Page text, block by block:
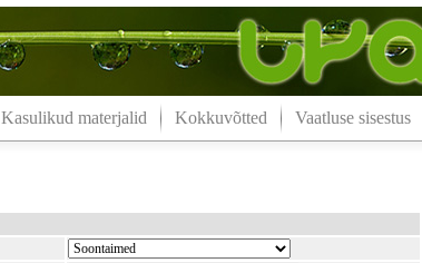
Kasulikud materjalid Kokkuvõtted Vaatluse sisestus